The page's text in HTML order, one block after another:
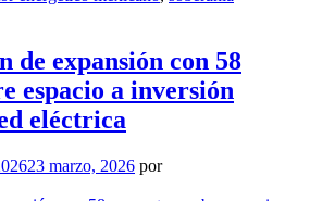
de expansión con 58
espacio a inversión
eléctrica
23 marzo, 2026 por